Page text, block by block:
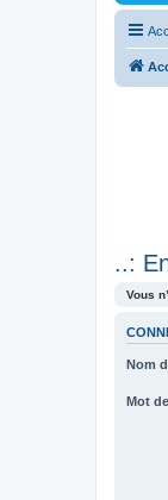
..:
Vous
Nom
Mot